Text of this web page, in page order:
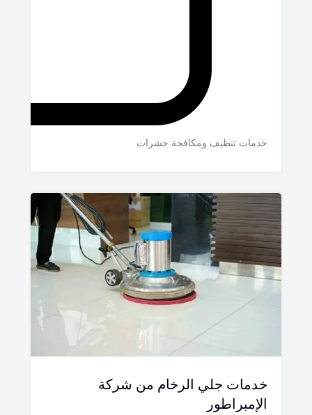
خدمات تنظيف ومكافحة حشرات
خدمات جلي الرخام من شركة
الإمبراطور